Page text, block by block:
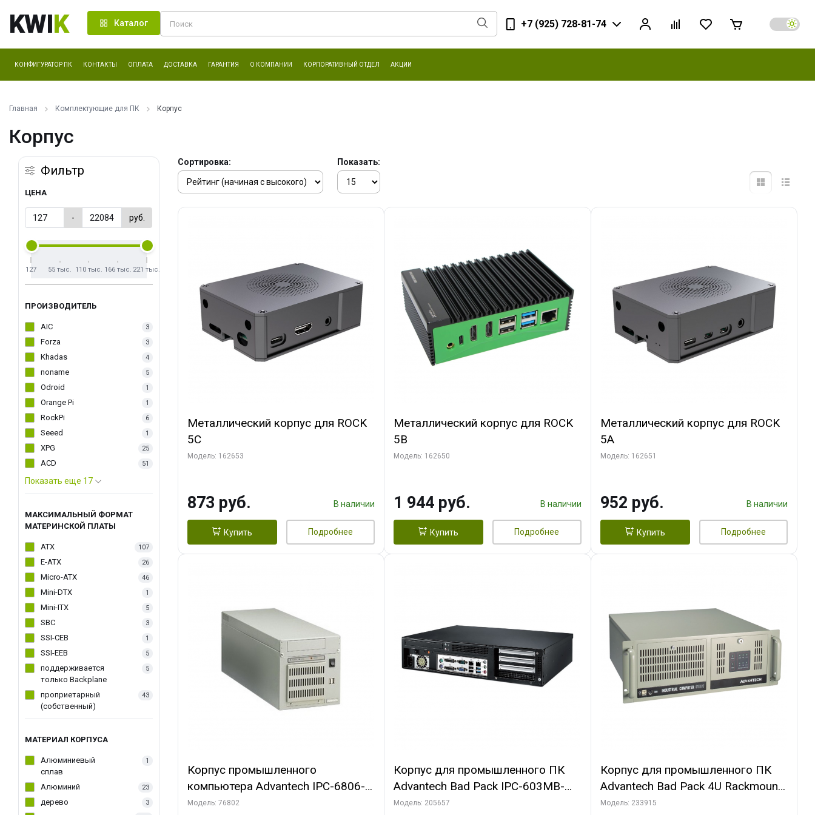
KWIK Каталог +7 (925) 728-81-74
КОНФИГУРАТОР ПК КОНТАКТЫ ОПЛАТА ДОСТАВКА ГАРАНТИЯ О КОМПАНИИ КОРПОРАТИВНЫЙ ОТДЕЛ АКЦИИ
Главная Комплектующие для ПК Корпус
Корпус
Фильтр
ЦЕНА
- руб.
127 55 тыс. 110 тыс. 166 тыс. 221 тыс.
ПРОИЗВОДИТЕЛЬ
AIC 3
Forza 3
Khadas 4
noname 5
Odroid 1
Orange Pi 1
RockPi 6
Seeed 1
XPG 25
ACD 51
Показать еще 17
МАКСИМАЛЬНЫЙ ФОРМАТ
МАТЕРИНСКОЙ ПЛАТЫ
ATX 107
E-ATX 26
Micro-ATX 46
Mini-DTX 1
Mini-ITX 5
SBC 3
SSI-CEB 1
SSI-EEB 5
поддерживается
только Backplane
5
проприетарный
(собственный)
43
МАТЕРИАЛ КОРПУСА
Алюминиевый
сплав
1
Алюминий 23
дерево 3
Сортировка: Показать:
Металлический корпус для ROCK
5C
Модель: 162653
873 руб. В наличии
Купить Подробнее
Металлический корпус для ROCK
5B
Модель: 162650
1 944 руб. В наличии
Купить Подробнее
Металлический корпус для ROCK
5A
Модель: 162651
952 руб. В наличии
Купить Подробнее
Корпус промышленного
компьютера Advantech IPC-6806-
25F, 6 слотов, 250W PSU, Отсеки:
Модель: 76802
Корпус для промышленного ПК
Advantech Bad Pack IPC-603MB-
35C Корпус 2U 3-Slot Rackmount
Модель: 205657
Корпус для промышленного ПК
Advantech Bad Pack 4U Rackmount
Chassis ATX IPC-610BP-50HD
Модель: 233915